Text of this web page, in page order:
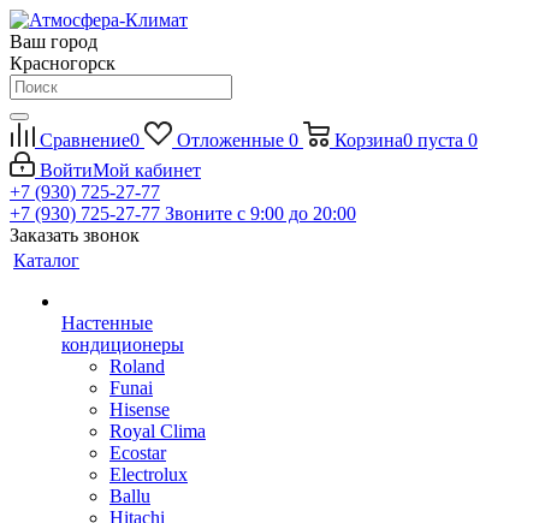
Ваш город
Красногорск
Сравнение0 Отложенные 0 Корзина0 пуста 0
ВойтиМой кабинет
+7 (930) 725-27-77
+7 (930) 725-27-77 Звоните с 9:00 до 20:00
Заказать звонок
Каталог
Настенные
кондиционеры
Roland
Funai
Hisense
Royal Clima
Ecostar
Electrolux
Ballu
Hitachi